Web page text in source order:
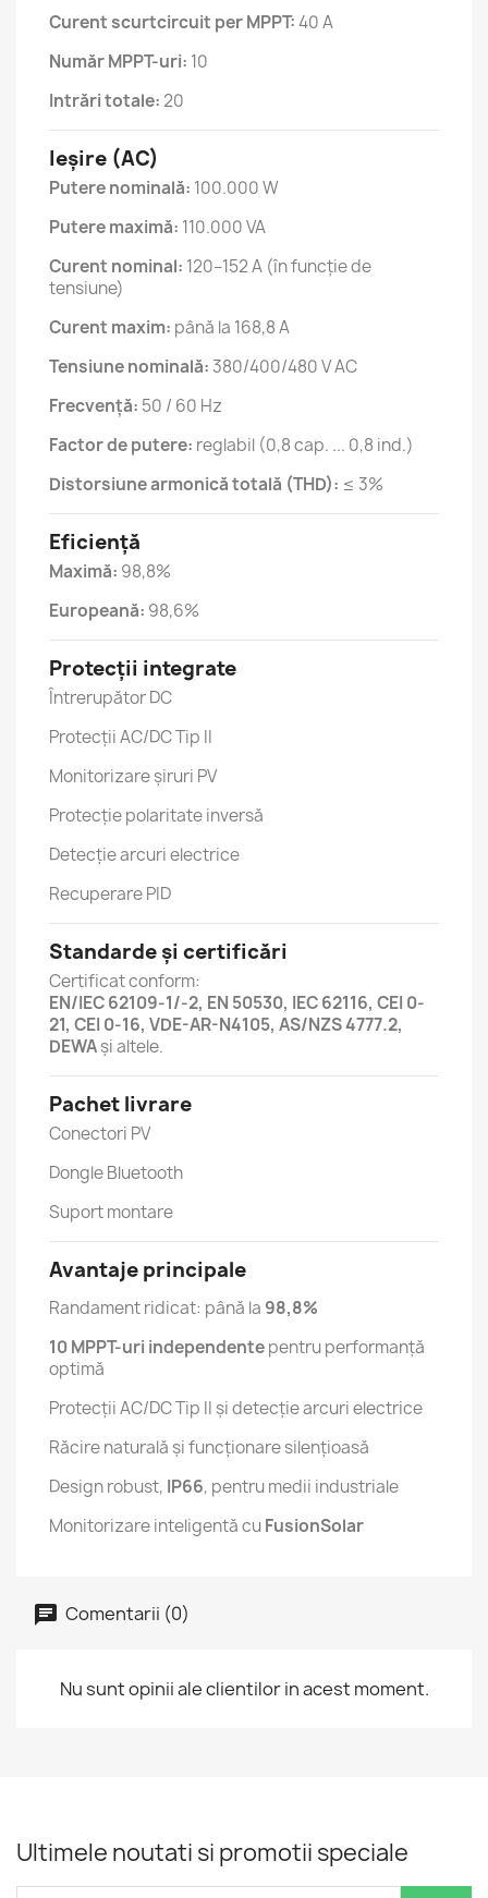
Curent scurtcircuit per MPPT:40 A
Număr MPPT-uri: 10
Intrări totale:20
Ieșire (AC)
Putere nominală: 100.000 W
Putere maximă: 110.000 VA
Curent nominal: 120–152 A (în funcție de
tensiune)
Curent maxim: până la 168,8 A
Tensiune nominală:380/400/480 V AC
Frecvență: 50 / 60 Hz
Factor de putere: reglabil (0,8 cap. ... 0,8 ind.)
Distorsiune armonică totală (THD): ≤ 3%
Eficiență
Maximă: 98,8%
Europeană: 98,6%
Protecții integrate
Întrerupător DC
Protecții AC/DC Tip II
Monitorizare șiruri PV
Protecție polaritate inversă
Detecție arcuri electrice
Recuperare PID
Standarde și certificări
Certificat conform:
EN/IEC 62109-1/-2, EN 50530, IEC 62116, CEI 0-
21, CEI 0-16, VDE-AR-N4105, AS/NZS 4777.2,
DEWAși altele.
Pachet livrare
Conectori PV
Dongle Bluetooth
Suport montare
Avantaje principale
Randament ridicat: până la 98,8%
10 MPPT-uri independentepentru performanță
optimă
Protecții AC/DC Tip II și detecție arcuri electrice
Răcire naturală și funcționare silențioasă
Design robust, IP66, pentru medii industriale
Monitorizare inteligentă cuFusionSolar
Comentarii (0)
Nu sunt opinii ale clientilor in acest moment.
Ultimele noutati si promotii speciale